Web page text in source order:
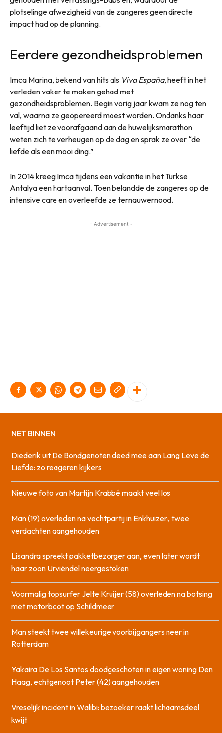
plotselinge afwezigheid van de zangeres geen directe
impact had op de planning.
Eerdere gezondheidsproblemen
Imca Marina, bekend van hits als Viva España, heeft in het
verleden vaker te maken gehad met
gezondheidsproblemen. Begin vorig jaar kwam ze nog ten
val, waarna ze geopereerd moest worden. Ondanks haar
leeftijd liet ze voorafgaand aan de huwelijksmarathon
weten zich te verheugen op de dag en sprak ze over “de
liefde als een mooi ding.”
In 2014 kreeg Imca tijdens een vakantie in het Turkse
Antalya een hartaanval. Toen belandde de zangeres op de
intensive care en overleefde ze ternauwernood.
- Advertisement -
NET BINNEN
Diederik uit De Bondgenoten deed mee aan Lang Leve de
Liefde: zo reageren kijkers
Nieuwe foto van Martijn Krabbé maakt veel los
Man (19) overleden na vechtpartij in Enkhuizen, twee
verdachten aangehouden
Lisandra spreekt pakketbezorger aan, even later wordt
haar zoon Urviëndel neergestoken
Voormalig topsurfer Jelte Kruijer (58) overleden na botsing
met motorboot op Schildmeer
Man steekt twee willekeurige voorbijgangers neer in
Rotterdam
Yakaira De Los Santos doodgeschoten in eigen woning Den
Haag, echtgenoot Peter (42) aangehouden
Vreselijk incident in Walibi: bezoeker raakt lichaamsdeel
kwijt